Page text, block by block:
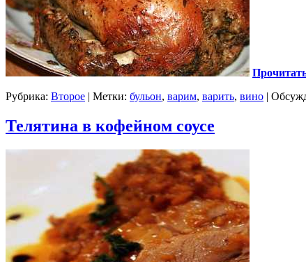
Рубрика: Второе | Метки: бульон, варим, варить, вино |
Телятина в кофейном соусе